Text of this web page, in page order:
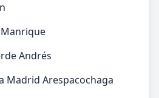
Manrique
Andrés
Madrid Arespacochaga